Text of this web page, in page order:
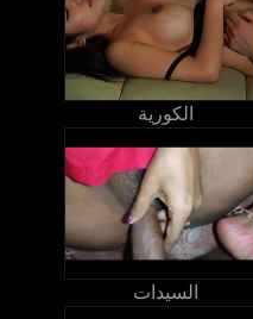
الكورية
السيدات